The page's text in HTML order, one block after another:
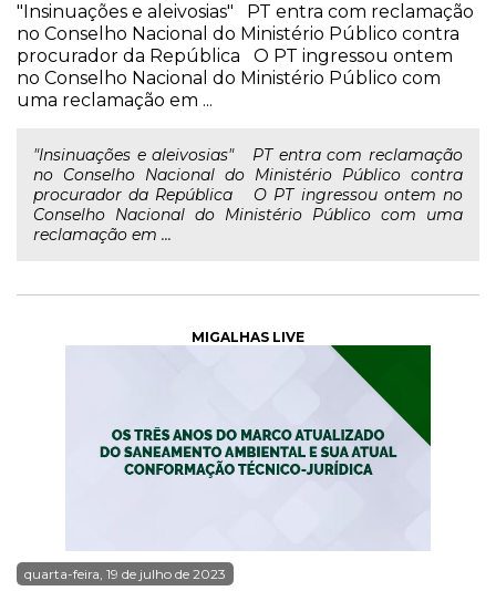
"Insinuações e aleivosias" PT entra com reclamação
no Conselho Nacional do Ministério Público contra
procurador da República O PT ingressou ontem
no Conselho Nacional do Ministério Público com
uma reclamação em ...
"Insinuações e aleivosias" PT entra com reclamação
no Conselho Nacional do Ministério Público contra
procurador da República O PT ingressou ontem no
Conselho Nacional do Ministério Público com uma
reclamação em ...
MIGALHAS LIVE
quarta-feira, 19 de julho de 2023